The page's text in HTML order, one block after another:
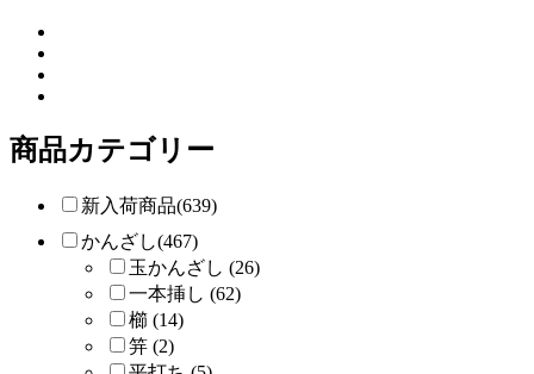
商品カテゴリー
新入荷商品(639)
かんざし(467)
玉かんざし (26)
一本挿し (62)
櫛 (14)
笄 (2)